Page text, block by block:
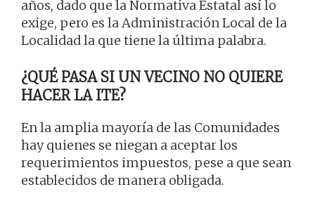
años, dado que la Normativa Estatal así lo
exige, pero es la Administración Local de la
Localidad la que tiene la última palabra.
¿QUÉ PASA SI UN VECINO NO QUIERE
HACER LA ITE?
En la amplia mayoría de las Comunidades
hay quienes se niegan a aceptar los
requerimientos impuestos, pese a que sean
establecidos de manera obligada.